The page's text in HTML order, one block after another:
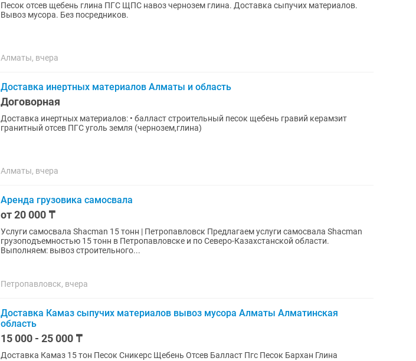
Песок отсев щебень глина ПГС ЩПС навоз чернозем глина. Доставка сыпучих материалов.
Вывоз мусора. Без посредников.
Алматы, вчера
Доставка инертных материалов Алматы и область
Договорная
Доставка инертных материалов: • балласт строительный песок щебень гравий керамзит
гранитный отсев ПГС уголь земля (чернозем,глина)
Алматы, вчера
Аренда грузовика самосвала
от 20 000 ₸
Услуги самосвала Shacman 15 тонн | Петропавловск Предлагаем услуги самосвала Shacman
грузоподъемностью 15 тонн в Петропавловске и по Северо-Казахстанской области.
Выполняем: вывоз строительного...
Петропавловск, вчера
Доставка Камаз сыпучих материалов вывоз мусора Алматы Алматинская
область
15 000 - 25 000 ₸
Доставка Камаз 15 тон Песок Сникерс Щебень Отсев Балласт Пгс Песок Бархан Глина